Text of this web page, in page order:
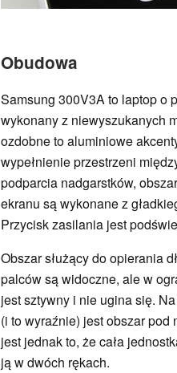
Obudowa
Samsung 300V3A to laptop o
wykonany z niewyszukanych
ozdobne to aluminiowe
wypełnienie przestrzeni
podparcia nadgarstków,
ekranu są wykonane z
Przycisk zasilania jest
Obszar służący do opierania
palców są widoczne, ale w
jest sztywny i nie ugina się.
(i to wyraźnie) jest obszar
jest jednak to, że cała
ją w dwóch rękach.